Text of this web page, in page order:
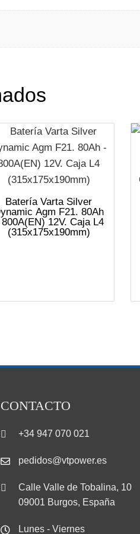
Batería Varta Silver
Agm F21. 80Ah
12V. Caja L4
(315x175x190mm)
CONTACTO
+34 947 070 021
pedidos@vtpower.es
Calle Valle de Tobalina, 10
09001 Burgos, España
Lunes - Viernes